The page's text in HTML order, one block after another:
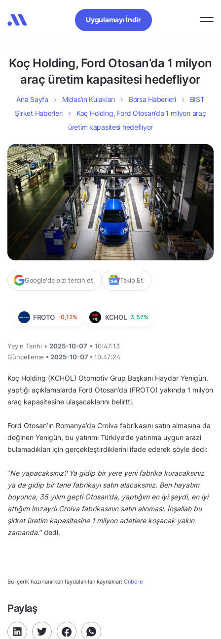
Uygulamayı İndir
Koç Holding, Ford Otosan’da 1 milyon
araç üretim kapasitesi hedefliyor
Ana Sayfa Midas’ın Kulakları Borsa Haberleri
BIST
Şirket Haberleri
Koç Holding, Ford Otosan’da 1 milyon araç
üretim kapasitesi hedefliyor
Google'da bizi tercih et Takip Et
FROTO -0,12% KCHOL 3,57%
Yayın Tarihi • 2025-10-07 • 10:47:13
Güncelleme • 2025-10-07 • 10:47:24
Koç Holding (KCHOL) Otomotiv Grup Başkanı Haydar Yenigün,
yaptığı açıklamalarda Ford Otosan’da (FROTO) yakında 1 milyon
araç kapasitesine ulaşacaklarını belirtti.
Ford Otosan’ın Romanya’da Croiva fabrikasını satın almasına da
değinen Yenigün, bu yatırımı Türkiye’de yatırıma uygun arazi
bulamadıkları için gerçekleştirdiklerini ifade ederek şöyle dedi:
“Ne yapacaksınız? Ya gidip bir yere yeni fabrika kuracaksınız
ya da gidip bir tane fabrikayı satın alacaksınız. Ben hayatım
boyunca, 35 yılım geçti Otosan’da, yaptığım en iyi şeydi, en iyi
attığım imzaydı Croiva fabrikasının satın alınması. İnşallah bu
şirket üretim kapasitesine 1 milyon adetlere koşacak yakın
zamanda.” dedi.
Bu içerik hazırlanırken faydalanılan kaynaklar: Cnbc-e
Paylaş